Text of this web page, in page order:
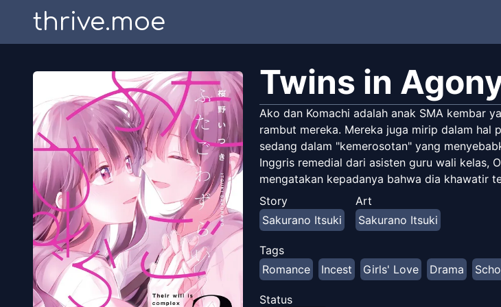
thrive.moe
Twins in
Ako dan Komachi adalah anak SMA kembar
rambut mereka. Mereka juga mirip dalam hal
sedang dalam "kemerosotan" yang
Inggris remedial dari asisten guru wali kelas,
mengatakan kepadanya bahwa dia khawatir
Story
Sakurano Itsuki
Art
Sakurano Itsuki
Tags
Romance
Incest Girls' Love Drama
Status